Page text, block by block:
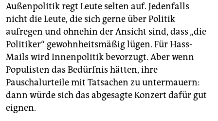
Außenpolitik regt Leute selten auf. Jedenfalls
nicht die Leute, die sich gerne über Politik
aufregen und ohnehin der Ansicht sind, dass „die
Politiker“ gewohnheitsmäßig lügen. Für Hass-
Mails wird Innenpolitik bevorzugt. Aber wenn
Populisten das Bedürfnis hätten, ihre
Pauschalurteile mit Tatsachen zu untermauern:
dann würde sich das abgesagte Konzert dafür gut
eignen.